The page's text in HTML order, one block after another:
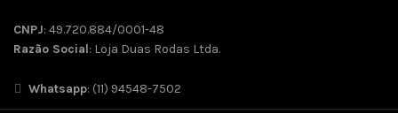
CNPJ: 49.720.884/0001-48
Razão Social: Loja Duas Rodas Ltda.
Whatsapp: (11) 94548-7502